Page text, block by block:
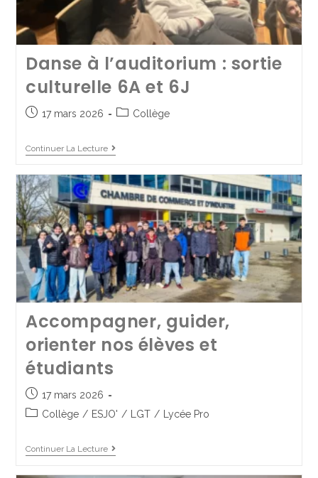
Danse à l’auditorium : sortie
culturelle 6A et 6J
17 mars 2026 Collège
Continuer La Lecture
Accompagner, guider,
orienter nos élèves et
étudiants
17 mars 2026
Collège / ESJO' / LGT / Lycée Pro
Continuer La Lecture
Dernières répétitions et
préparatifs avant le
spectacle des 6Arts
Forum des collégiens et
lycéens 2025 : le retour
22 mai 2025